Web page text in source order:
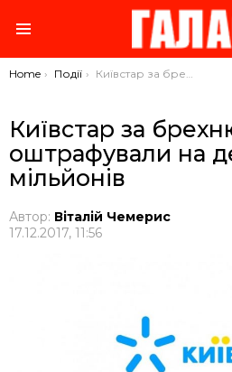
You are here:
Home Події Київстар за брехню оштрафували на десятки мільйонів
Київстар за
оштрафували на
мільйонів
Автор: Віталій Чемерис
17.12.2017, 11:56